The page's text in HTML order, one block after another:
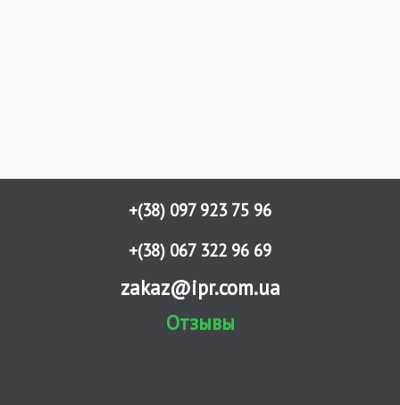
+(38) 097 923 75 96
+(38) 067 322 96 69
zakaz@ipr.com.ua
Отзывы